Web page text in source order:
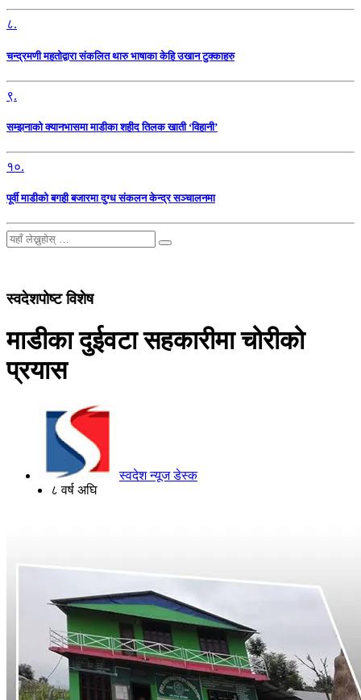
८.
चन्द्रमणी महतोद्वारा संकलित थारु भाषाका केहि उखान टुक्काहरु
९.
सम्झनाको क्यानभासमा माडीका शहीद तिलक खाती ‘विहानी’
१०.
पूर्वी माडीको बगही बजारमा दुग्ध संकलन केन्द्र सञ्चालनमा
स्वदेशपोष्ट विशेष
माडीका दुईवटा सहकारीमा चोरीको
प्रयास
स्वदेश न्यूज डेस्क
८ वर्ष अघि